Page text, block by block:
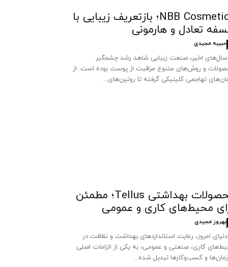
NBB Cosmetics؛ بازتعریف زیبایی با
تعادل و هارمونی
حبیبه مجیدی
سال‌های اخیر، صنعت زیبایی شاهد رشد چشمگیر
و روش‌های متنوع مراقبت از پوست بوده است. از
تهاجمی کلینیکی گرفته تا روتین‌های...
محصولات بهداشتی Tellus؛ مطمئن
محیط‌های کاری و عمومی
بهروز مجیدی
امروز، رعایت استانداردهای بهداشت و نظافت در
کاری، صنعتی و عمومی، به یکی از الزامات اصلی
و کسب‌وکارها تبدیل شده...